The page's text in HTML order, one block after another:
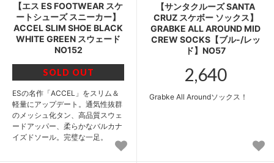
【エス ES FOOTWEAR スケ
ートシューズ スニーカー】
ACCEL SLIM SHOE BLACK
WHITE GREEN スウェード
NO152
SOLD OUT
ESの名作「ACCEL」をスリム＆
軽量にアップデート。通気性抜群
のメッシュ化タン、高品質スウェ
ードアッパー、柔らかなバルカナ
イズドソール。完璧な一足。
【サンタクルーズ SANTA
CRUZ スケボー ソックス】
GRABKE ALL AROUND MID
CREW SOCKS【ブル-/レッ
ド】NO57
2,640
Grabke All Aroundソックス！